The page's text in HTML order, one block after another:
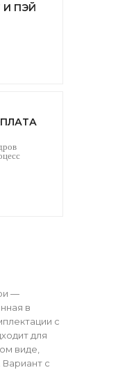
И ПЭЙ
—
в
с
для
виде,
с